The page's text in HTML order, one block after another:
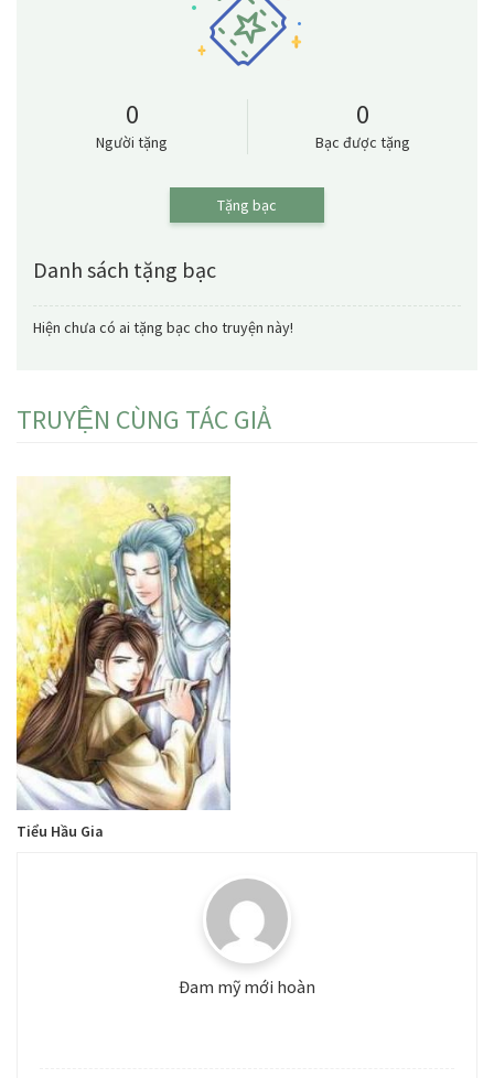
0
Người tặng
0
Bạc được tặng
Tặng bạc
Danh sách tặng bạc
Hiện chưa có ai tặng bạc cho truyện này!
TRUYỆN CÙNG TÁC GIẢ
Tiểu Hầu Gia
Đam mỹ mới hoàn